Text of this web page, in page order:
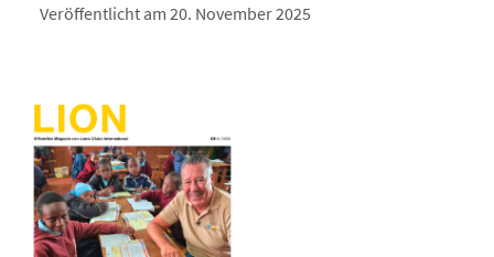
Veröffentlicht am 20. November 2025